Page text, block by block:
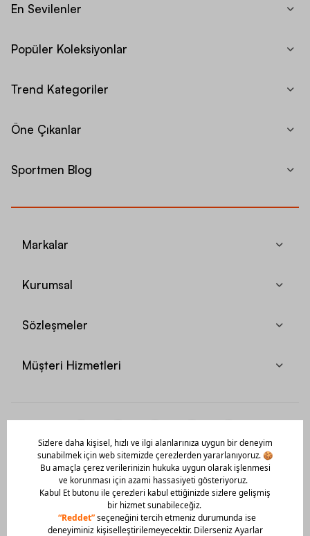
En Sevilenler
Popüler Koleksiyonlar
Trend Kategoriler
Öne Çıkanlar
Sportmen Blog
Markalar
Kurumsal
Sözleşmeler
Müşteri Hizmetleri
Mobil Uygulamamızı Hemen İndir!